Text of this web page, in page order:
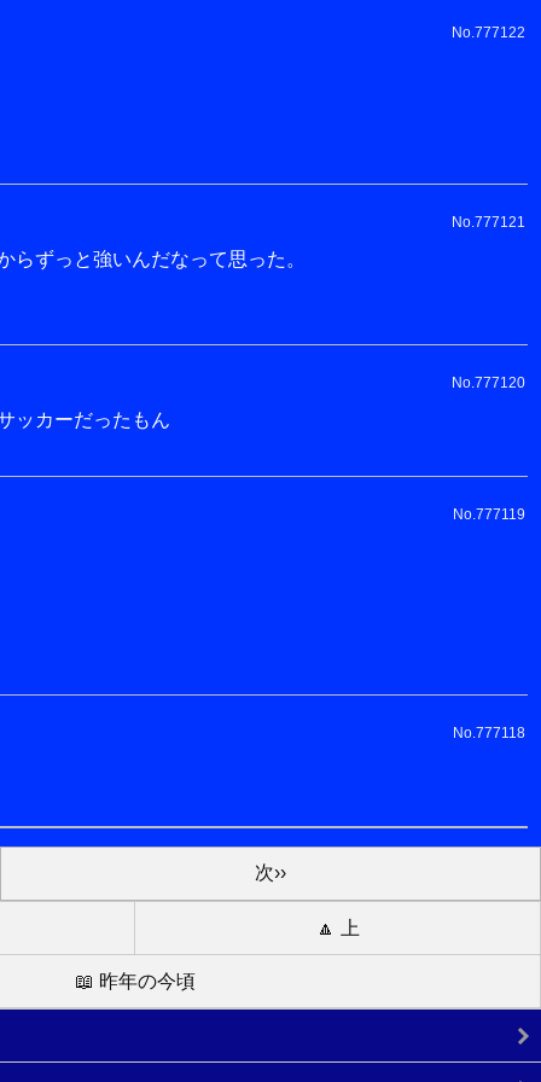
No.777122
No.777121
ずっと強いんだなって思った。
No.777120
ッカーだったもん
No.777119
No.777118
次››
🔼 上
📖 昨年の今頃